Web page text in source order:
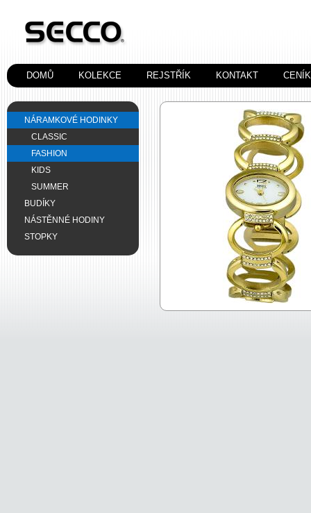
DOMŮ KOLEKCE REJSTŘÍK KONTAKT
NÁRAMKOVÉ HODINKY
CLASSIC
FASHION
KIDS
SUMMER
BUDÍKY
NÁSTĚNNÉ HODINY
STOPKY